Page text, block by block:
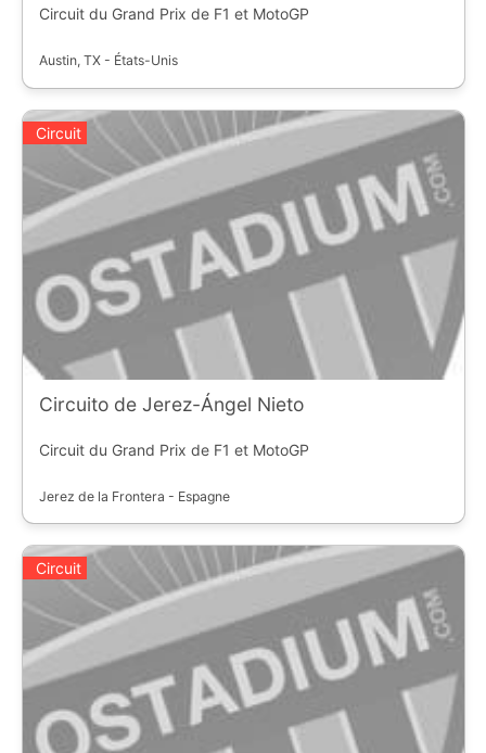
Circuit du Grand Prix de F1 et MotoGP
Austin, TX - États-Unis
Circuit
Circuito de Jerez-Ángel Nieto
Circuit du Grand Prix de F1 et MotoGP
Jerez de la Frontera - Espagne
Circuit